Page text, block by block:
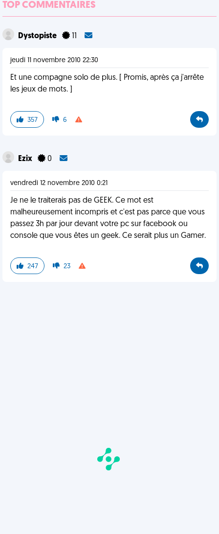
TOP COMMENTAIRES
Dystopiste
jeudi 11 novembre 2010 22:30
Et une compagne solo de plus. [ Promis, après ça j'arrête
les jeux de mots. ]
357 6
Ezix 0
vendredi 12 novembre 2010 0:21
Je ne le traiterais pas de GEEK. Ce mot est
malheureusement incompris et c'est pas parce que vous
passez 3h par jour devant votre pc sur facebook ou
console que vous êtes un geek. Ce serait plus un Gamer.
247 23